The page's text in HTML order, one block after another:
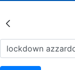
Risultati